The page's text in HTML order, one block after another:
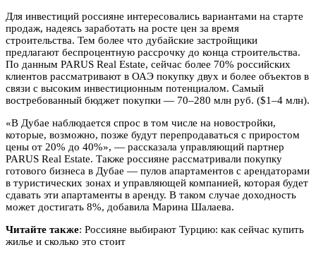
Для инвестиций россияне интересовались вариантами на старте
продаж, надеясь заработать на росте цен за время
строительства. Тем более что дубайские застройщики
предлагают беспроцентную рассрочку до конца строительства.
По данным PARUS Real Estate, сейчас более 70% российских
клиентов рассматривают в ОАЭ покупку двух и более объектов в
связи с высоким инвестиционным потенциалом. Самый
востребованный бюджет покупки — 70–280 млн руб. ($1–4 млн).
«В Дубае наблюдается спрос в том числе на новостройки,
которые, возможно, позже будут перепродаваться с приростом
цены от 20% до 40%», — рассказала управляющий партнер
PARUS Real Estate. Также россияне рассматривали покупку
готового бизнеса в Дубае — пулов апартаментов с арендаторами
в туристических зонах и управляющей компанией, которая будет
сдавать эти апартаменты в аренду. В таком случае доходность
может достигать 8%, добавила Марина Шалаева.
Читайте также: Россияне выбирают Турцию: как сейчас купить
жилье и сколько это стоит